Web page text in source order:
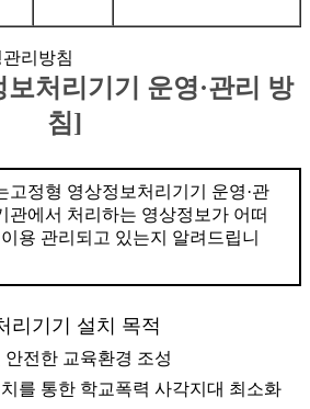
리방침
처리기기 운영·관리 방
침]
고정형 영상정보처리기기 운영·관
관에서 처리하는 영상정보가 어떠
용 관리되고 있는지 알려드립니
리기기 설치 목적
전한 교육환경 조성
를 통한 학교폭력 사각지대 최소화